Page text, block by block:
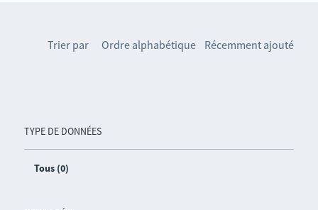
TYPE DE DONNÉES
Tous (0)
Trier par Ordre alphabétique Récemment ajouté